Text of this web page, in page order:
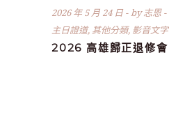
2026 年 5 月 24 日 by志恩
主日證道, 其他分類, 影音文字
2026 高雄歸正退修會